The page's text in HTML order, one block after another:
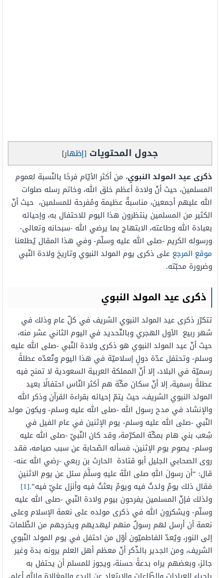
جدول المحتويات [إظهار]
ذكرى عيد المولد النبوي، من أكثر الأيّام فرحًا بالنّسبة لعموم
المسلمين، حيث أنّ ولادة أعظم خلق الله، وخاتم رسله صلوات
الله عليهم أجمعين، مناسبةٌ عظيمة ومُفرحة للمسلمين، حيث أنّ
الكثير من المسلمين ينتظرون هذا اليوم للاحتفال به، وإحيائه
بعبادة الله وطاعته، الابتهاج بما يرضي الله -سبحانه وتعالى-
ورسوله الكريم -صلى الله عليه وسلّم- وفي هذا المقال يُطلعنا
موقع المرجع على ذكرى يوم المولد النبوي وتاريخ ولادة النّبي
وضرورة محبّته.
ذكرى عيد المولد النبوي
تتكرّر ذكرى عيد المولد النبوي الشريف في كلّ عام وذلك في
شهر ربيع الأول الهجري وبالتّحديد في اليوم الثاني عشر منه،
حيث أنّ عيد المولد النبوي هو ذكرى ولادة النّبي -صلى الله عليه
وسلم- وتحتفل عدّة دولٍ إسلاميّة في هذا اليوم وتُعدّه عطلةً
رسميّة في البلاد، إلا أنّ المملكة العربية السعودية لا تمنح فيه
عطلةً رسمية، إلا أنّ سكان مكّة هم أكثر النّاس احتفالًا بعيد
المولد النبوي الشريف، حيث يتمّ إحيائه بقراءة القرآن وذكر الله
والإنشاد في مدح رسول الله -صلى الله عليه وسلم- ويكون مولد
النّبي -صلى الله عليه وسلم- يوم الإثنين في عام الفيل في
شِعب بني هام بمكّة المكرّمة، وقد كان النّبيّ -صلى الله عليه
وسلم- يصوم يوم الإثنين، فسأله الصّحابة عن سبب صيامه، فقد
روى الصحابي الجليل أبو قتادة الحارث بن ربعي -رضي الله عنه-
قال: “أن رسولَ اللهِ صلى اللهُ عليهِ وسلَّمَ سئل عن يومِ الاثنينِ
فقال ذلك يومٌ ولدتُ فيه ويومٌ بعثتُ فيه وأنزل عليّ فيه”.[1]
ولذلك فإنّ المسلمين يفرحون بيوم ولادة النّبي -صلى الله عليه
وسلّم- ويشكرون الله في ذكرى مولده على نعمة الإسلام وعلى
نعمة أن أرسل لهم رسولٌ منهم ليهديهم ويخرجهم من الظّلمات
إلى النور، ويُعدّ الفاطميّون أوّل من احتفل في يوم المولد النّبوي
الشريف، ومن الجدير بالذّكر أنّ معظم أهل العلم يرونه بدة وغير
جائز، وبعضهم يراه بدعةً حسنة، ويجوز للمسلم أن يحتفل به